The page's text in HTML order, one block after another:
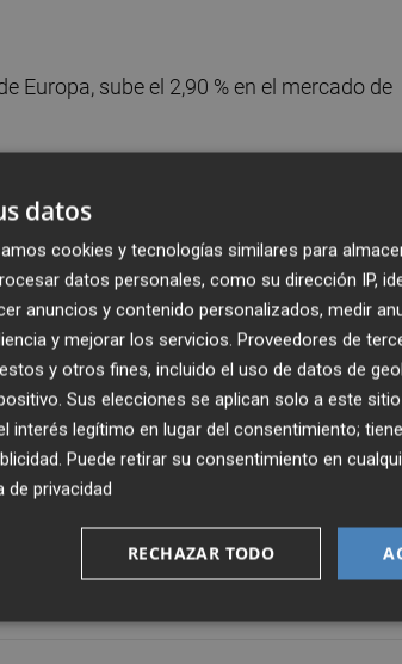
Europa, sube el 2,90 % en el mercado de
Sumó el 2,88 %, después de que el
la respuesta de Irán a la propuesta de
desde el 8 de abril, es "increíblemente
frágil, diría yo. Lo más débil
el estrecho de Ormuz sigue
(WTI, por sus siglas en inglés) sube a
datos
cookies y tecnologías similares para
datos personales, como su dirección IP,
anuncios y contenido personalizados, medir
y mejorar los servicios. Proveedores de
y otros fines, incluido el uso de datos de
Sus elecciones se aplican solo a este
interés legítimo en lugar del consentimiento;
. Puede retirar su consentimiento en
de privacidad
RECHAZAR TODO